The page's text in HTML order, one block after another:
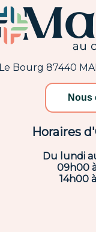
Le Bourg 87440
Nous
Horaires
Du lundi
09h00
14h00